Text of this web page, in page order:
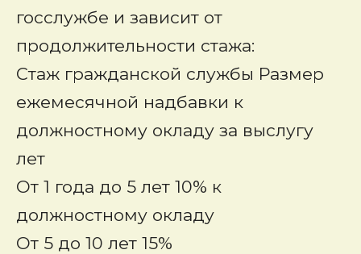
госслужбе и зависит от
продолжительности стажа:
Стаж гражданской службы Размер
ежемесячной надбавки к
должностному окладу за выслугу
лет
От 1 года до 5 лет 10% к
должностному окладу
От 5 до 10 лет 15%